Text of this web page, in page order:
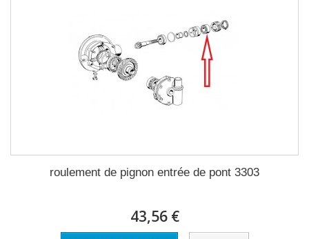
roulement de pignon entrée de pont 3303
43,56 €